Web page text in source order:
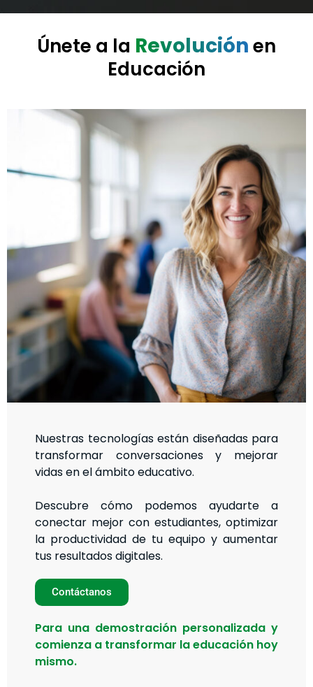
Únete a la Revoluciónen
Educación
Nuestras tecnologías están diseñadas para
transformar conversaciones y mejorar
vidas en el ámbito educativo.
Descubre cómo podemos ayudarte a
conectar mejor con estudiantes, optimizar
la productividad de tu equipo y aumentar
tus resultados digitales.
Contáctanos
Para una demostración personalizada y
comienza a transformar la educación hoy
mismo.